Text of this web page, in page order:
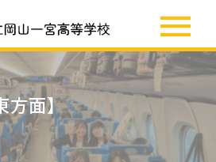
方面】